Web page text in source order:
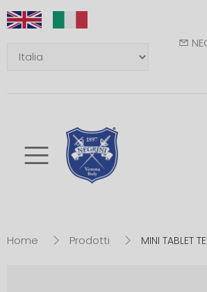
Toggle
Home Prodotti MINI TABLET